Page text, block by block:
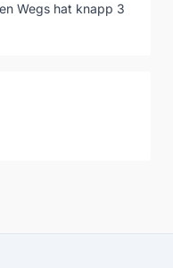
Wegs hat knapp 3